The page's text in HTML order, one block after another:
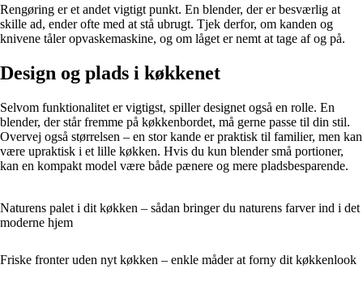
Rengøring er et andet vigtigt punkt. En blender, der er besværlig at
skille ad, ender ofte med at stå ubrugt. Tjek derfor, om kanden og
knivene tåler opvaskemaskine, og om låget er nemt at tage af og på.
Design og plads i køkkenet
Selvom funktionalitet er vigtigst, spiller designet også en rolle. En
blender, der står fremme på køkkenbordet, må gerne passe til din stil.
Overvej også størrelsen – en stor kande er praktisk til familier, men kan
være upraktisk i et lille køkken. Hvis du kun blender små portioner,
kan en kompakt model være både pænere og mere pladsbesparende.
Naturens palet i dit køkken – sådan bringer du naturens farver ind i det
moderne hjem
Friske fronter uden nyt køkken – enkle måder at forny dit køkkenlook